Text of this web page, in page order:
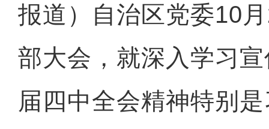
报道）自治区党委10
部大会，就深入学习
届四中全会精神特别